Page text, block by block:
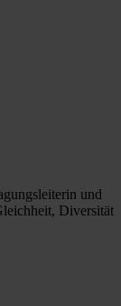
und
Diversität